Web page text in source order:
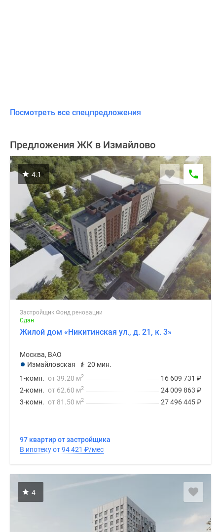
Посмотреть все спецпредложения
Предложения ЖК в Измайлово
4.1
Застройщик Фонд реновации
Сдан
Жилой дом «Никитинская ул., д. 21, к. 3»
Москва, ВАО
Измайловская
20 мин.
16 609 731 ₽
1-комн. от 39.20 м2
24 009 863 ₽
2-комн. от 62.60 м2
27 496 445₽
3-комн. от 81.50 м2
97 квартир от застройщика
В ипотеку от 94 421 ₽/мес
4